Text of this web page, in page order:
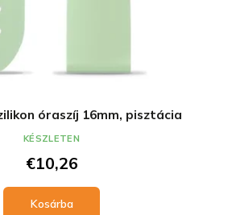
óraszíj 16mm, pisztácia
€10,26
Kosárba
KÉSZLETEN